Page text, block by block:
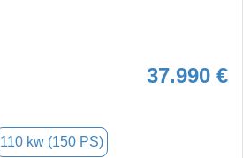
37.990 €
110 kw (150 PS)